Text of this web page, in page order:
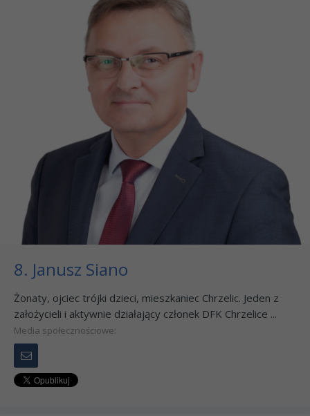
8. Janusz Siano
Żonaty, ojciec trójki dzieci, mieszkaniec Chrzelic. Jeden z
założycieli i aktywnie działający członek DFK Chrzelice ...
Media społecznościowe: